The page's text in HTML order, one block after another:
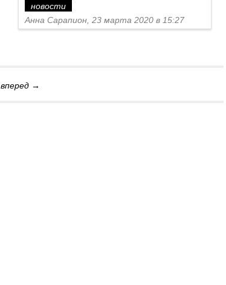
новости
Анна Сарапион, 23 марта 2020 в 15:27
вперед →